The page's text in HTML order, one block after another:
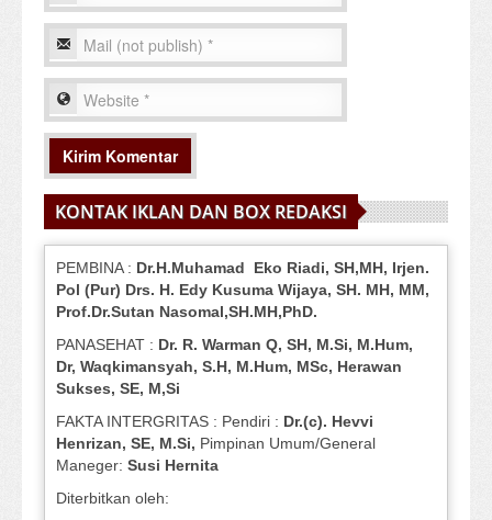
KONTAK IKLAN DAN BOX REDAKSI
PEMBINA : Dr.H.Muhamad Eko Riadi, SH,MH, Irjen.
Pol (Pur) Drs. H. Edy Kusuma Wijaya, SH. MH, MM,
Prof.Dr.Sutan Nasomal,SH.MH,PhD.
PANASEHAT : Dr. R. Warman Q, SH, M.Si, M.Hum,
Dr, Waqkimansyah, S.H, M.Hum, MSc, Herawan
Sukses, SE, M,Si
FAKTA INTERGRITAS : Pendiri : Dr.(c). Hevvi
Henrizan, SE, M.Si, Pimpinan Umum/General
Maneger: Susi Hernita
Diterbitkan oleh: